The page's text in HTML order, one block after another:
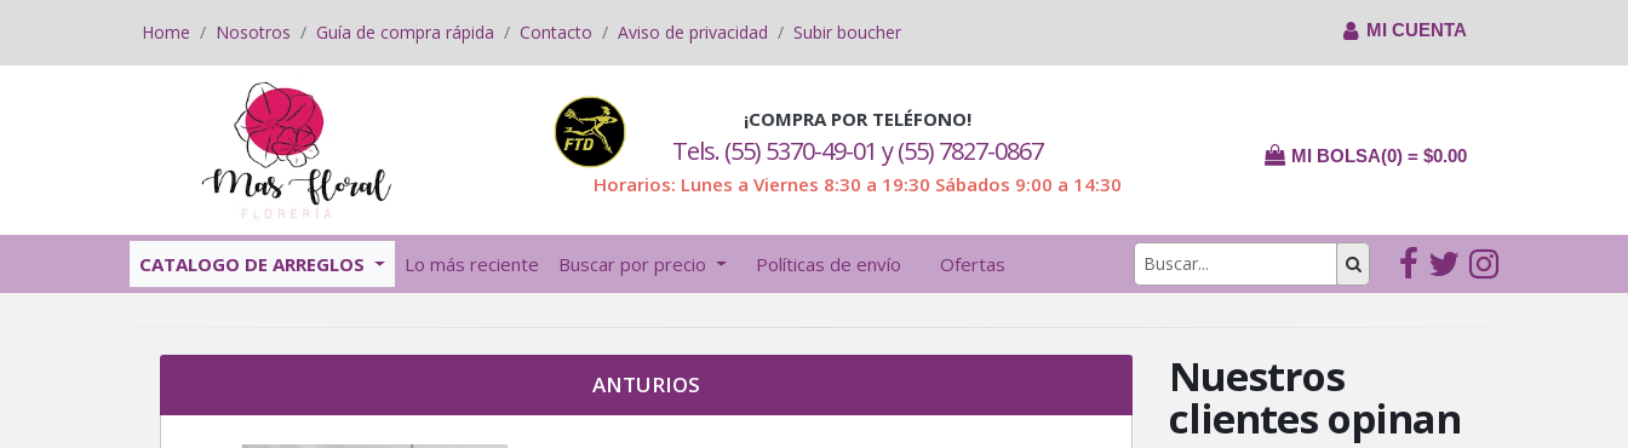
Home Nosotros Guía de compra rápida Contacto Aviso de privacidad Subir boucher MI CUENTA
¡COMPRA POR TELÉFONO!
Tels. (55) 5370-49-01 y (55) 7827-0867
Horarios: Lunes a Viernes 8:30 a 19:30 Sábados 9:00 a 14:30
MI BOLSA(0) = $0.00
CATALOGO DE ARREGLOS Lo más reciente Buscar por precio Políticas de envío Ofertas
ANTURIOS Nuestros
clientes opinan